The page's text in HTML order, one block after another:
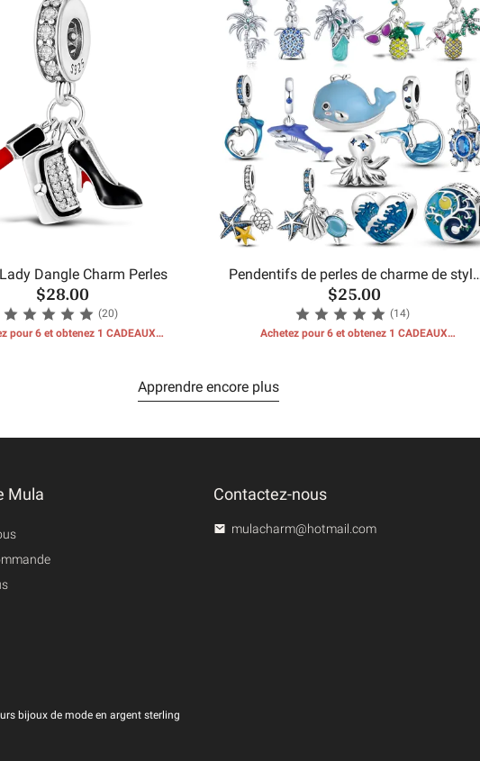
Dangle Charm Perles
$28.00
(20)
pour 6 et obtenez 1 CADEAUX
Pendentifs de perles de charme de style
océanique
$25.00
(14)
Achetez pour 6 et obtenez 1 CADEAUX
Apprendre encore plus
Mula Contactez-nous
mulacharm@hotmail.com
bijoux de mode en argent sterling